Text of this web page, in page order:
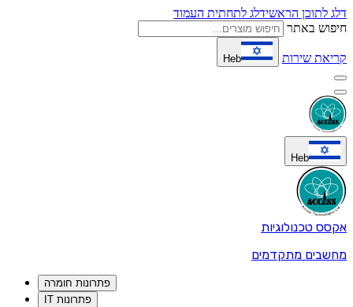
דלג לתוכן הראשידלג לתחתית העמוד
חיפוש באתר
קריאת שירות Heb
Heb
אקסס טכנולוגיות
מחשבים מתקדמים
פתרונות חומרה
פתרונות IT